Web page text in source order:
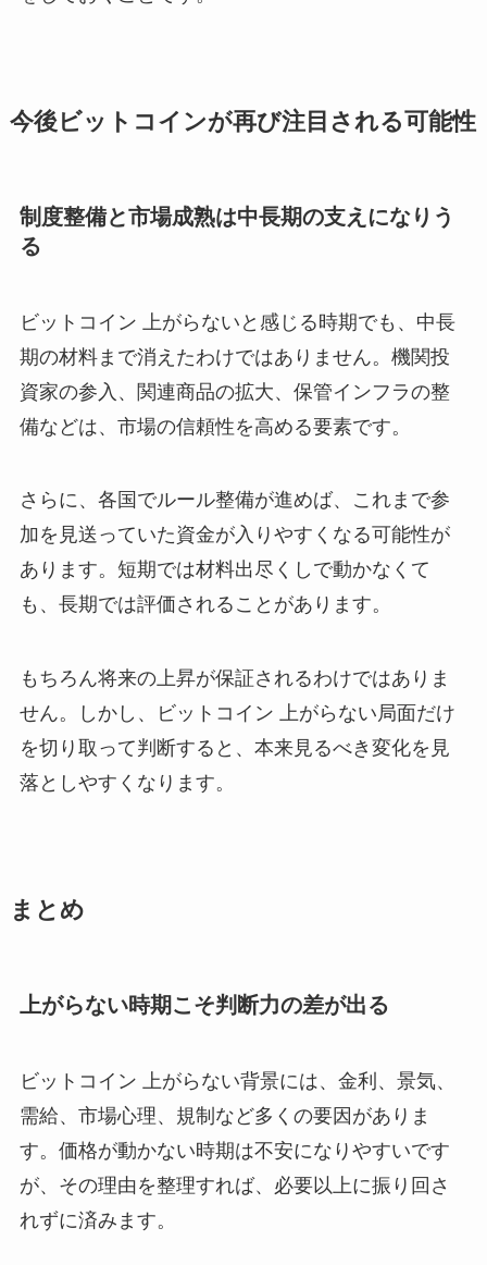
今後ビットコインが再び注目される可能性
制度整備と市場成熟は中長期の支えになりう
る
ビットコイン 上がらないと感じる時期でも、中長
期の材料まで消えたわけではありません。機関投
資家の参入、関連商品の拡大、保管インフラの整
備などは、市場の信頼性を高める要素です。
さらに、各国でルール整備が進めば、これまで参
加を見送っていた資金が入りやすくなる可能性が
あります。短期では材料出尽くしで動かなくて
も、長期では評価されることがあります。
もちろん将来の上昇が保証されるわけではありま
せん。しかし、ビットコイン 上がらない局面だけ
を切り取って判断すると、本来見るべき変化を見
落としやすくなります。
まとめ
上がらない時期こそ判断力の差が出る
ビットコイン 上がらない背景には、金利、景気、
需給、市場心理、規制など多くの要因がありま
す。価格が動かない時期は不安になりやすいです
が、その理由を整理すれば、必要以上に振り回さ
れずに済みます。